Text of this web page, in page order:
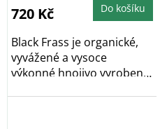
720 Kč Do košíku
Black Frass je organické,
vyvážené a vysoce
výkonné hnojivo vyrobené